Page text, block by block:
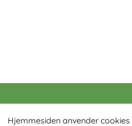
Hjemmesiden anvender
Populære produkter